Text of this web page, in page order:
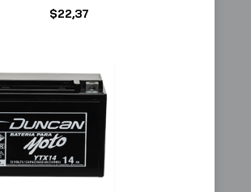
$22,37